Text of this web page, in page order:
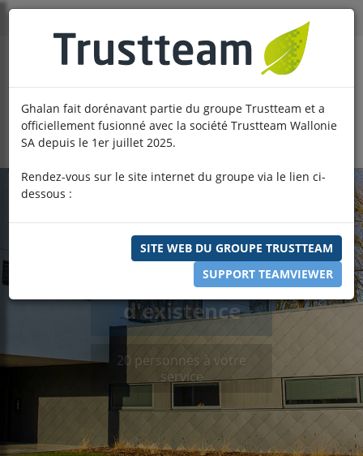
Ghalan fait dorénavant partie du groupe Trustteam et a
officiellement fusionné avec la société Trustteam Wallonie
SA depuis le 1er juillet 2025.
Rendez-vous sur le site internet du groupe via le lien ci-
dessous :
SITE WEB DU GROUPE TRUSTTEAM
SUPPORT TEAMVIEWER
16 années
d'existence
20 personnes à votre
service